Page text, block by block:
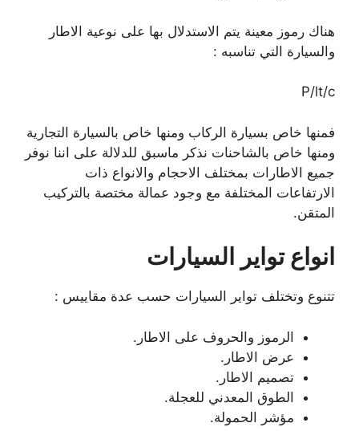
هناك رموز معينة يتم الاستدلال بها على نوعية الاطار
والسيارة التي تناسبه :
P/lt/c
فمنها خاص بسيارة الركاب ومنها خاص بالسيارة التجارية
ومنها خاص بالشاحنات نذكر ماسبق للدلالة على اننا نوفر
جميع الاطارات بمختلف الاحجام والانواع ذات
الارتفاعات المختلفة مع وجود عمالة مختصة بالتركيب
المتقن.
انواع تواير السيارات
تتنوع وتختلف تواير السيارات حسب عدة مقاييس :
الرموز والحروف على الاطار.
عرض الاطار.
تصميم الاطار.
الطوق المعدني للعجلة.
مؤشر الحمولة.